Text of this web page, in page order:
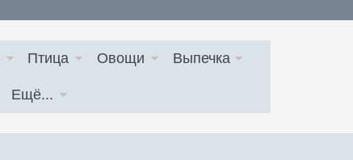
Птица Овощи Выпечка
Ещё...